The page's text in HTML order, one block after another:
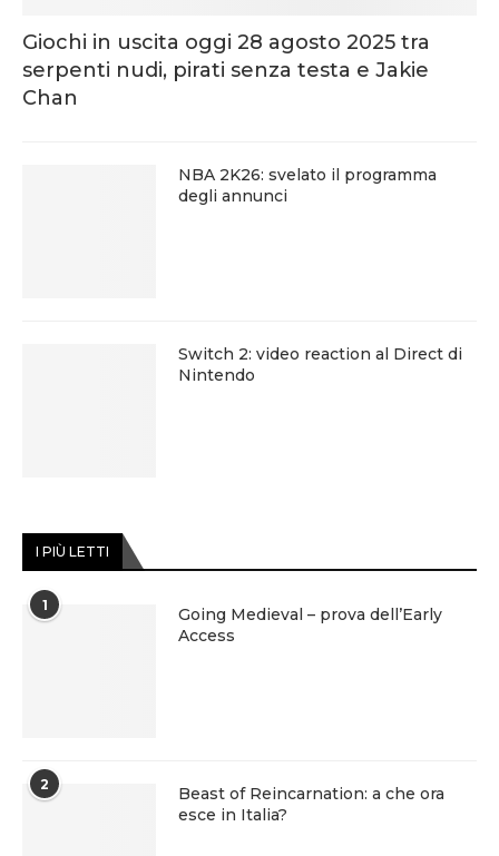
Giochi in uscita oggi 28 agosto 2025 tra
serpenti nudi, pirati senza testa e Jakie
Chan
NBA 2K26: svelato il programma
degli annunci
Switch 2: video reaction al Direct di
Nintendo
I PIÙ LETTI
1
Going Medieval – prova dell’Early
Access
2
Beast of Reincarnation: a che ora
esce in Italia?